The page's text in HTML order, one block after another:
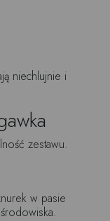
niechlujnie i
zestawu.
w pasie